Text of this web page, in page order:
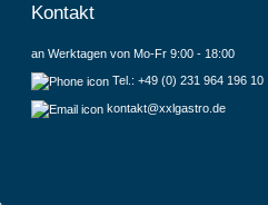
Kontakt
an Werktagen von Mo-Fr 9:00 - 18:00
Tel.: +49 (0) 231 964 196 10
kontakt@xxlgastro.de